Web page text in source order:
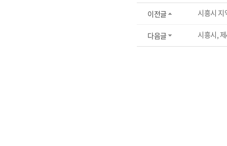
이전글 시흥시 지
다음글 시흥시,